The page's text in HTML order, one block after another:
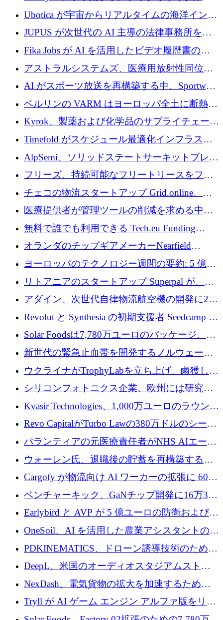
ステムを商業化し、焼却廃棄物を削減するた
めに43万ポンドを確保
Ubotica が宇宙からリアルタイムの海洋インテ
リジェンスを拡張するために 1,100 万ドルを
JUPUS が次世代の AI 主導の法律事務所を強
化するために 1,300 万ユーロを調達
Fika Jobs が AI を活用したビデオ履歴書のた
めに 400 万ドルを調達
アストラルシステムズ、医療用放射性同位元
素の世界的な不足に対処するために2,300万ポ
ンドを調達
AI がスポーツ放送を再構築する中、Sportway
が 2,000 万ユーロを調達
ベルリンの VARM はヨーロッパ全土に断熱材
を拡張するために 1,750 万ユーロを投資
Kyrok、製薬および化学品のサプライチェーン
に AI を導入するために 310 万ユーロを確保
Timefold がスケジュール最適化インフラスト
ラクチャを拡張するためにシリーズ A で
1,300 万ドルを調達
AlpSemi、ソリッドステートサーキットブレー
カー技術の進歩のために1,700万ユーロを調達
フリーズ、持続可能なフリートリースをフラ
ンス全土に拡大するために1,300万ユーロを確
保
チェコの物流スタートアップ Grid.online、配
送量が 1 年で 10 倍に増加し、400 万ユーロの
利益を獲得
医療提供者が管理ツールの削減を求める中、
a16z が Prosper AI を 3,000 万ドルで支援
無料で誰でも利用できる Tech.eu Funding
Explorer のご紹介
オランダのチップギアメーカーNearfield
Instrumentsが3億8,000万ドルを調達
ヨーロッパのテクノロジー週間の要約: 5 億
8,500 万ユーロを超える 60 以上のテクノロジ
ー資金調達取引
リトアニアのスタートアップ Superpal が、
Slack 内に構築された AI コワーカー プラット
フォームのために 50 万ユーロを調達
アダイン、次世代自律物流航空機の開発に250
万ユーロを確保
Revolut と Synthesia の初期支援者 Seedcamp が
3 億 2,000 万ドルを調達、米国に投資
Solar Foodsは7,780万ユーロのパッケージ、5
億ユーロの防衛および二重用途成長基金EDM
を開始、ヨーロッパのシリコンフォトニクス
に警告
新世代の緊急止血帯を開発するノルウェーの
スタートアップ企業を紹介する
ウクライナがTrophyLabを立ち上げ、鹵獲した
ロシア兵器を戦場の研究開発プラットフォー
ムに変える
シリコンフォトニクス企業、欧州には研究を
商業的に成功させるためのインフラが不足し
Kvasir Technologies、1,000万ユーロのラウンド
で成長を促進
Revo CapitalがTurbo Lawの380万ドルのシード
ラウンドを主導し、訴訟プラットフォームを
パランティアの元医療責任者がNHS AIエージ
ェントの立ち上げに1,000万ポンドを調達
ウォーレン氏、退職後の貯蓄を再構築するた
めに1,000万ユーロを調達
Cargofy が物流向け AI ワーカーの拡張に 600
万ドルを獲得
ベンチャーキック、GaNチップ開発に16万3千
ユーロでMinisaを支援
Earlybird と AVP が 5 億ユーロの防衛および二
重用途の成長基金である E2D を立ち上げる
OneSoil、AI を活用した農業アシスタントの拡
大に​​ 100 万ユーロを確保
PDKINEMATICS、ドローン誘導技術のために
200 万ユーロを調達
DeepL、米国のオーディオスタジアムストリ
ーミング事業Mixhaloを買収
NexDash、電気貨物の拡大を加速するために
EIT Urban Mobilityから250万ユーロを確保
Tryll が AI ゲーム エンジン アルファ版をリリ
ースし、60 万ドルのプレシード資金を確保